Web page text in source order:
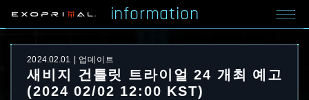
information
2024.02.01 업데이트
새비지 건틀릿 트라이얼 24 개최 예고
(2024 02/02 12:00 KST)